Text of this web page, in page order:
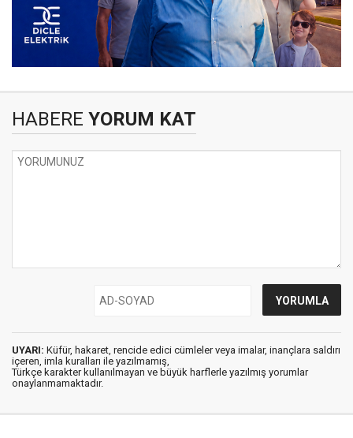
HABERE YORUM KAT
UYARI: Küfür, hakaret, rencide edici cümleler veya imalar, inançlara saldırı
içeren, imla kuralları ile yazılmamış,
Türkçe karakter kullanılmayan ve büyük harflerle yazılmış yorumlar
onaylanmamaktadır.